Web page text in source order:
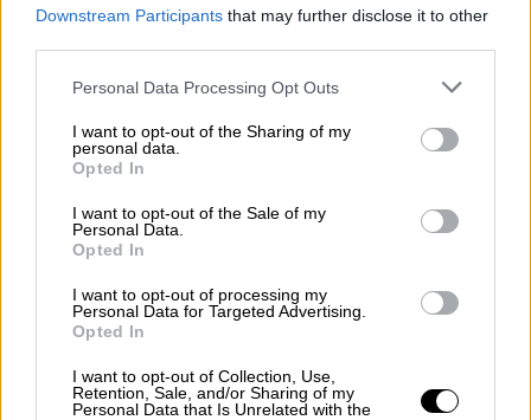
Downstream Participants that may further disclose it to other
Please note that this website/app uses one or more Google
not limited to your visit or usage behaviour. You may click to
grant or deny consent to Google and its third-party tags to
use your data for below specified purposes in below Google
consent section.
Personal Data Processing Opt Outs
I want to opt-out of the Sharing of my
personal data.
Opted In
I want to opt-out of the Sale of my
Personal Data.
Opted In
I want to opt-out of processing my
Personal Data for Targeted Advertising.
Opted In
I want to opt-out of Collection, Use,
Retention, Sale, and/or Sharing of my
Personal Data that Is Unrelated with the
ασκούμενου γιατρού. Σύμφωνα με τα όσα
γιατρό να την εξετάσει».
«Εκείνη ένιωθε ότι δεν αισθανόμουν
καθόλου άνετα, ούτε εκείνος, το σώμα μου
ήταν κλειστό, μπλοκαρισμένο, το ένιωθε»,
όπως η αναφέρει η «Jade». «Τότε ήρθε η
γνωστούς όρους: “Θα πρέπει να ανοίξεις.
Εγώ, δεν είμαι αυτός”. Προσπαθούσε,
προσπαθούσε, δεν ήταν καθόλου χαρούμενη.
Εγώ ήμουν πολύ νευρική και